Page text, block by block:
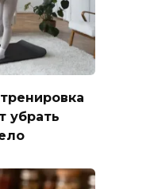
убрать